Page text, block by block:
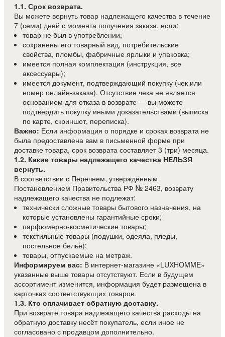
1.1. Срок возврата.
Вы можете вернуть товар надлежащего качества в течение
7 (семи) дней с момента получения заказа, если:
товар не был в употреблении;
сохранены его товарный вид, потребительские
свойства, пломбы, фабричные ярлыки и упаковка;
имеется полная комплектация (инструкция, все
аксессуары);
имеется документ, подтверждающий покупку (чек или
номер онлайн-заказа). Отсутствие чека не является
основанием для отказа в возврате — вы можете
подтвердить покупку иными доказательствами (выписка
по карте, скриншот, переписка).
Важно: Если информация о порядке и сроках возврата не
была предоставлена вам в письменной форме при
доставке товара, срок возврата составляет 3 (три) месяца.
1.2. Какие товары надлежащего качества НЕЛЬЗЯ
вернуть.
В соответствии с Перечнем, утверждённым
Постановлением Правительства РФ № 2463, возврату
надлежащего качества не подлежат:
технически сложные товары бытового назначения, на
которые установлены гарантийные сроки;
парфюмерно-косметические товары;
текстильные товары (подушки, одеяла, пледы,
постельное бельё);
товары, отпускаемые на метраж.
Информируем вас: В интернет-магазине «LUXHOMME»
указанные выше товары отсутствуют. Если в будущем
ассортимент изменится, информация будет размещена в
карточках соответствующих товаров.
1.3. Кто оплачивает обратную доставку.
При возврате товара надлежащего качества расходы на
обратную доставку несёт покупатель, если иное не
согласовано с продавцом дополнительно.